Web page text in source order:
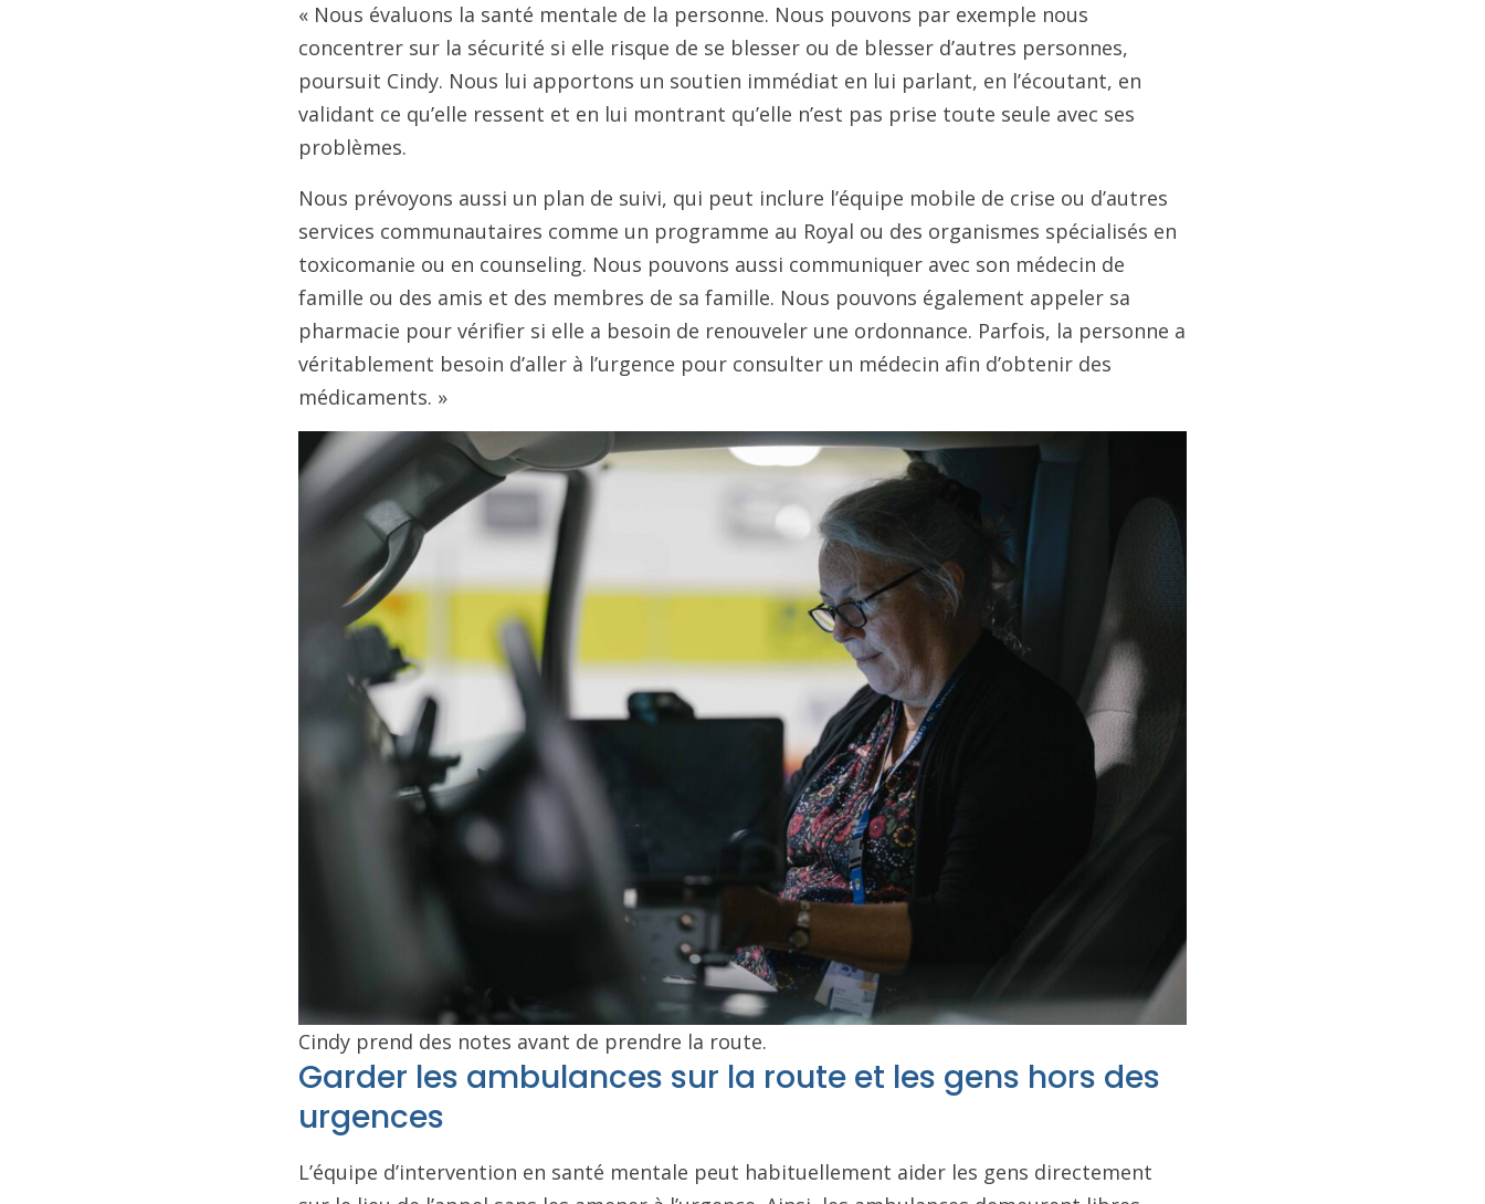
« Nous évaluons la santé mentale de la personne. Nous pouvons par exemple nous
concentrer sur la sécurité si elle risque de se blesser ou de blesser d’autres personnes,
poursuit Cindy. Nous lui apportons un soutien immédiat en lui parlant, en l’écoutant, en
validant ce qu’elle ressent et en lui montrant qu’elle n’est pas prise toute seule avec ses
problèmes.
Nous prévoyons aussi un plan de suivi, qui peut inclure l’équipe mobile de crise ou d’autres
services communautaires comme un programme au Royal ou des organismes spécialisés en
toxicomanie ou en counseling. Nous pouvons aussi communiquer avec son médecin de
famille ou des amis et des membres de sa famille. Nous pouvons également appeler sa
pharmacie pour vérifier si elle a besoin de renouveler une ordonnance. Parfois, la personne a
véritablement besoin d’aller à l’urgence pour consulter un médecin afin d’obtenir des
médicaments. »
Cindy prend des notes avant de prendre la route.
Garder les ambulances sur la route et les gens hors des
urgences
L’équipe d’intervention en santé mentale peut habituellement aider les gens directement